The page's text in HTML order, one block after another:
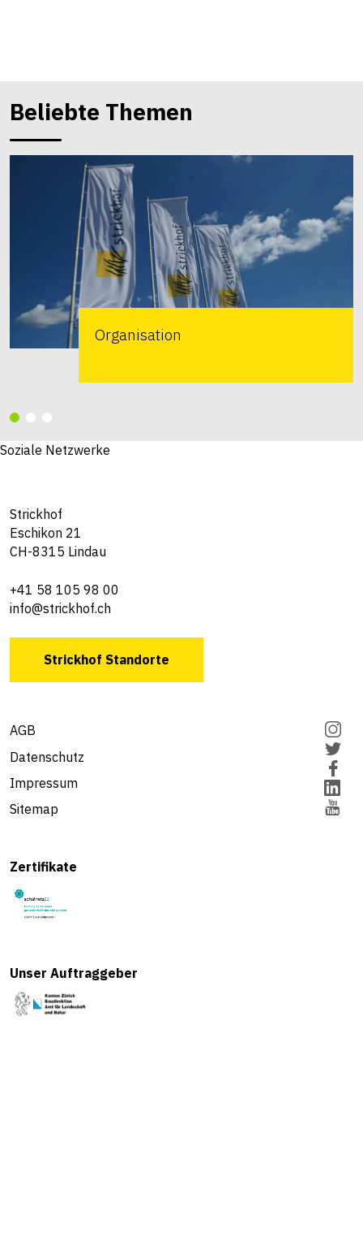
Beliebte Themen
Organisation
Soziale Netzwerke
Strickhof
Eschikon 21
CH-8315 Lindau
+41 58 105 98 00
info@strickhof.ch
Strickhof Standorte
AGB
Datenschutz
Impressum
Sitemap
Zertifikate
Unser Auftraggeber